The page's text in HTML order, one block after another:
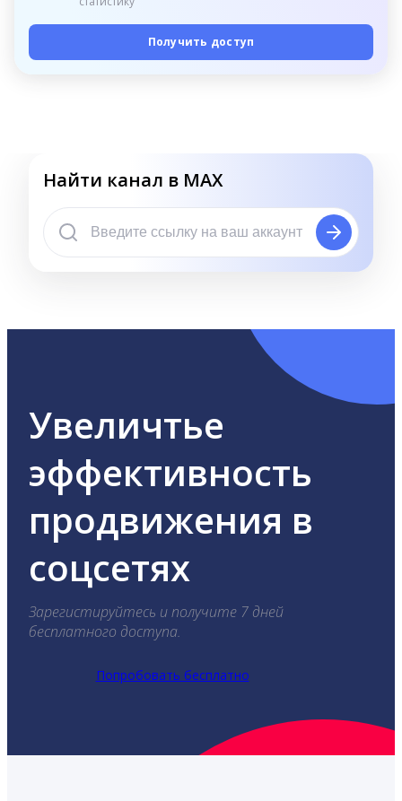
Получить доступ
Найти канал в MAX
Увеличтье
эффективность
продвижения в
соцсетях
Зарегистируйтесь и получите 7 дней
бесплатного доступа.
Попробовать бесплатно